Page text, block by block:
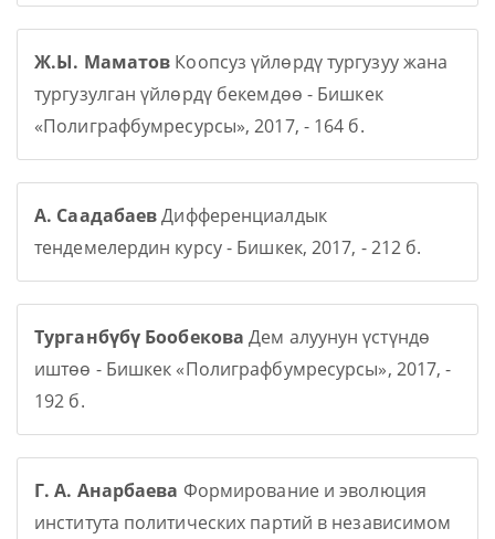
Ж.Ы. Маматов Коопсуз үйлөрдү тургузуу жана
тургузулган үйлөрдү бекемдөө - Бишкек
«Полиграфбумресурсы», 2017, - 164 б.
А. СаадабаевДифференциалдык
тендемелердин курсу - Бишкек, 2017, - 212 б.
Турганбүбү Бообекова Дем алуунун үстүндө
иштөө - Бишкек «Полиграфбумресурсы», 2017, -
192 б.
Г. А. Анарбаева Формирование и эволюция
института политических партий в независимом